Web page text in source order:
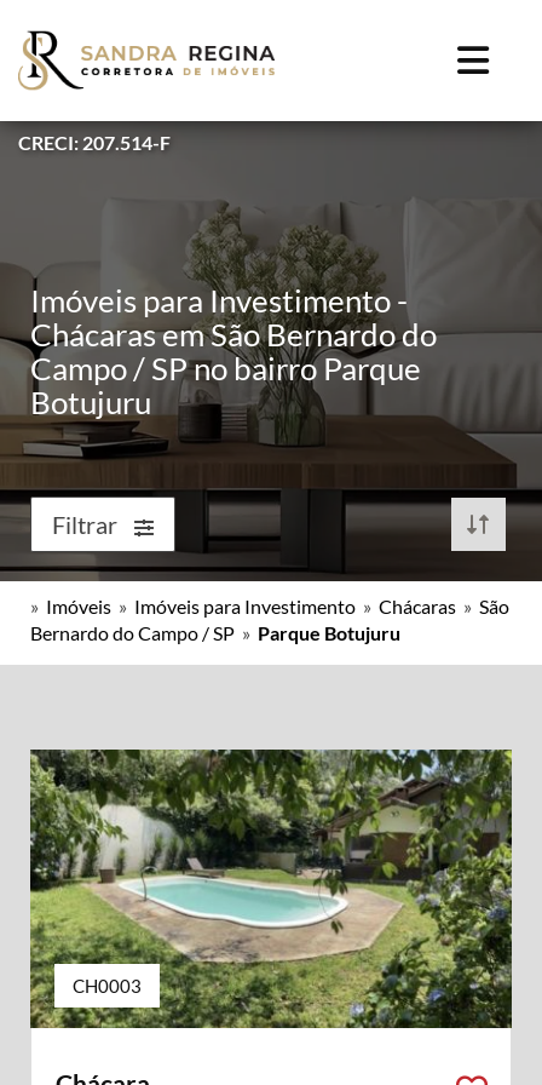
CRECI: 207.514-F
Imóveis para Investimento -
Chácaras em São Bernardo do
Campo / SP no bairro Parque
Botujuru
Filtrar
» Imóveis » Imóveis para Investimento » Chácaras » São
Bernardo do Campo / SP » Parque Botujuru
CH0003